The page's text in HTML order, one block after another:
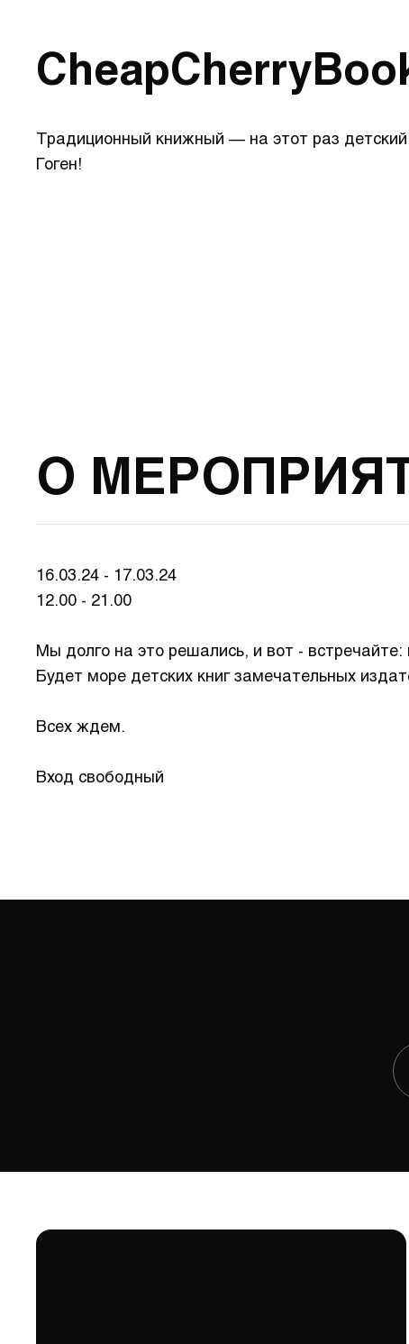
Традиционный книжный — на этот раз
Гоген!
О
16.03.24 - 17.03.24
12.00 - 21.00
Мы долго на это решались, и вот -
Будет море детских книг замечательных
Всех ждем.
Вход свободный